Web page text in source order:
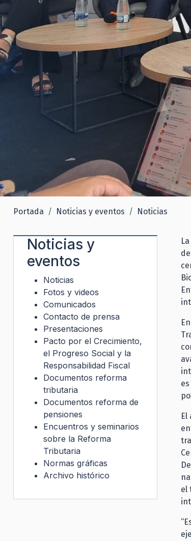
Portada Noticias y eventos Noticias
El
el
Noticias y
eventos
Noticias
Fotos y videos
Comunicados
Contacto de prensa
Presentaciones
Pacto por el Crecimiento,
el Progreso Social y la
Responsabilidad Fiscal
Documentos reforma
tributaria
Documentos reforma de
pensiones
Encuentros y seminarios
sobre la Reforma
Tributaria
Normas gráficas
Archivo histórico